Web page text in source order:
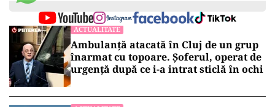
ACTUALITATE
Ambulanță atacată în Cluj de un grup
înarmat cu topoare. Șoferul, operat de
urgență după ce i-a intrat sticlă în ochi